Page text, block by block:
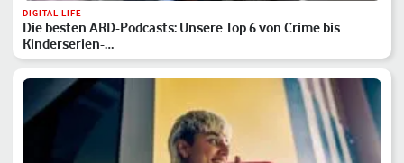
DIGITAL LIFE
Die besten ARD-Podcasts: Unsere Top 6 von Crime bis
Kinderserien-…